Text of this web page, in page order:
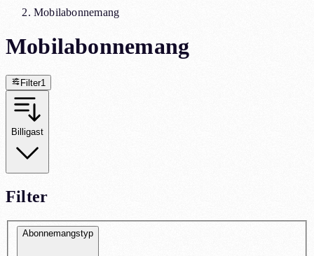
Mobilabonnemang
Mobilabonnemang
Filter1
Billigast
Filter
Abonnemangstyp